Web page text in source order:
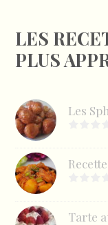
LES
PLUS
Les
Tarte